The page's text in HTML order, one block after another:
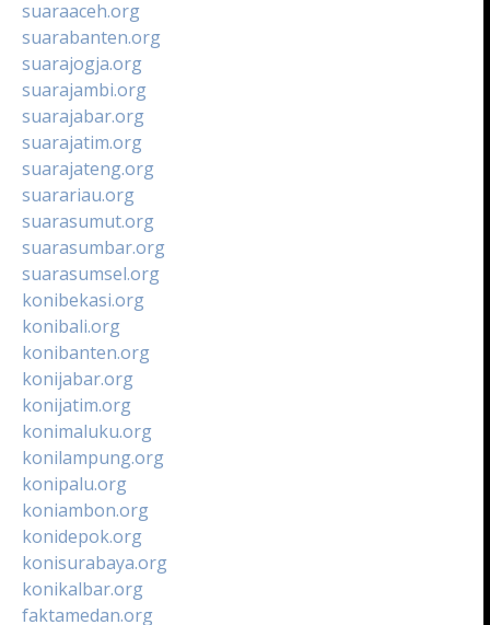
suaraaceh.org
suarabanten.org
suarajogja.org
suarajambi.org
suarajabar.org
suarajatim.org
suarajateng.org
suarariau.org
suarasumut.org
suarasumbar.org
suarasumsel.org
konibekasi.org
konibali.org
konibanten.org
konijabar.org
konijatim.org
konimaluku.org
konilampung.org
konipalu.org
koniambon.org
konidepok.org
konisurabaya.org
konikalbar.org
faktamedan.org